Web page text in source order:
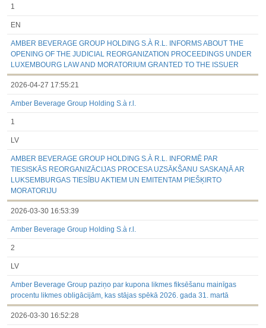
1
EN
AMBER BEVERAGE GROUP HOLDING S.À R.L. INFORMS ABOUT THE
OPENING OF THE JUDICIAL REORGANIZATION PROCEEDINGS UNDER
LUXEMBOURG LAW AND MORATORIUM GRANTED TO THE ISSUER
2026-04-27 17:55:21
Amber Beverage Group Holding S.à r.l.
1
LV
AMBER BEVERAGE GROUP HOLDING S.À R.L. INFORMĒ PAR
TIESISKĀS REORGANIZĀCIJAS PROCESA UZSĀKŠANU SASKAŅĀ AR
LUKSEMBURGAS TIESĪBU AKTIEM UN EMITENTAM PIEŠĶIRTO
MORATORIJU
2026-03-30 16:53:39
Amber Beverage Group Holding S.à r.l.
2
LV
Amber Beverage Group paziņo par kupona likmes fiksēšanu mainīgas
procentu likmes obligācijām, kas stājas spēkā 2026. gada 31. martā
2026-03-30 16:52:28